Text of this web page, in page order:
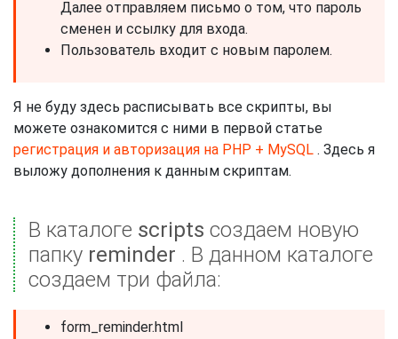
Далее отправляем письмо о том, что пароль
сменен и ссылку для входа.
Пользователь входит с новым паролем.
Я не буду здесь расписывать все скрипты, вы
можете ознакомится с ними в первой статье
регистрация и авторизация на PHP + MySQL . Здесь я
выложу дополнения к данным скриптам.
В каталоге scripts создаем новую
папку reminder . В данном каталоге
создаем три файла:
form_reminder.html